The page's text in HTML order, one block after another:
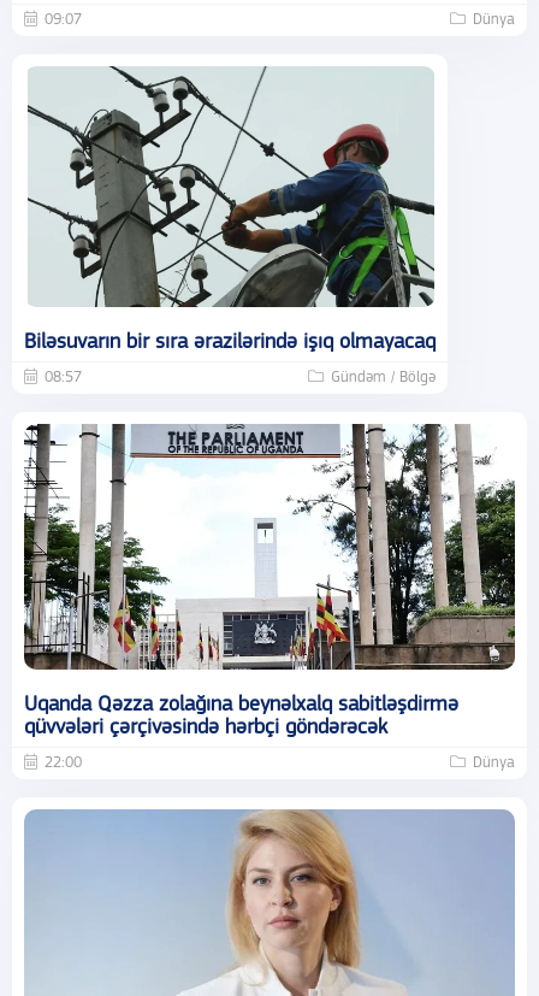
09:07 Dünya
Biləsuvarın bir sıra ərazilərində işıq olmayacaq
08:57 Gündəm / Bölgə
Uqanda Qəzza zolağına beynəlxalq sabitləşdirmə
qüvvələri çərçivəsində hərbçi göndərəcək
22:00 Dünya